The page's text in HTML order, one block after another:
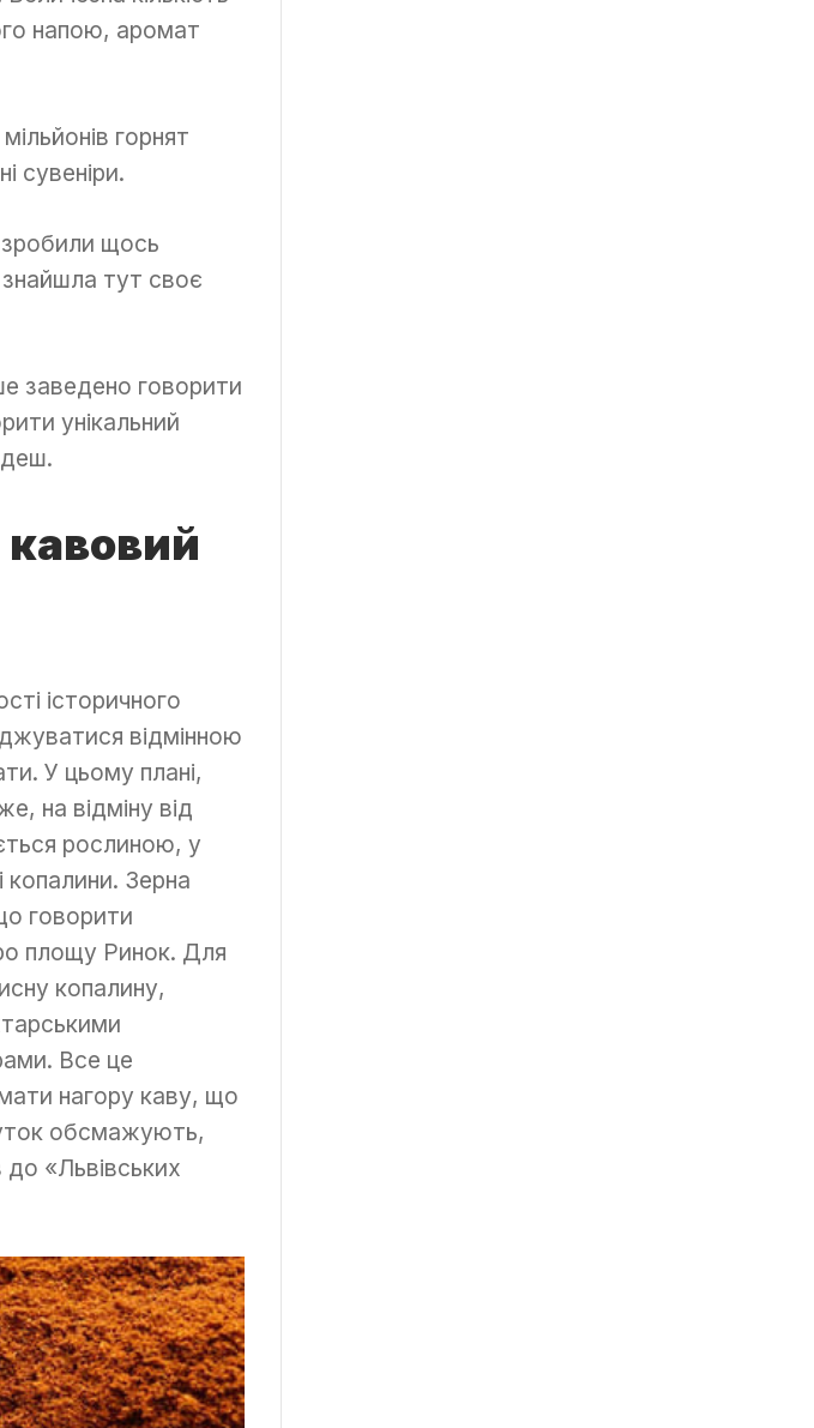
напою, аромат
горнят
сувеніри.
зробили щось
тут своє
заведено говорити
унікальний
історичного
відмінною
У цьому плані,
на відміну від
рослиною, у
копалини. Зерна
говорити
площу Ринок. Для
копалину,
Все це
нагору каву, що
обсмажують,
«Львівських